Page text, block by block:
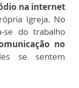
na internet
Igreja. No
se do trabalho
no
se sentem